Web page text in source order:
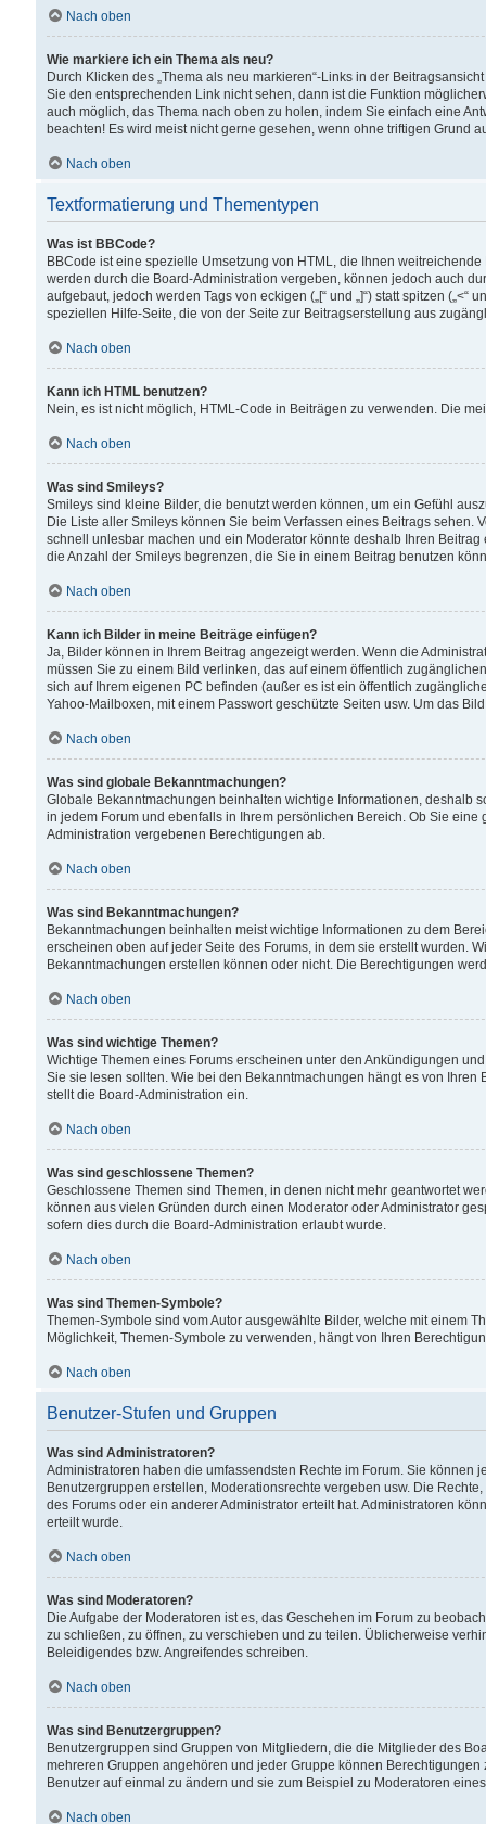
Nach oben
Wie markiere ich ein Thema als neu?
Durch Klicken des „Thema als neu markieren“-Links in der
Sie den entsprechenden Link nicht sehen, dann ist die Funktion
auch möglich, das Thema nach oben zu holen, indem Sie einfach eine
beachten! Es wird meist nicht gerne gesehen, wenn ohne triftigen Grund
Nach oben
Textformatierung und Thementypen
Was ist BBCode?
BBCode ist eine spezielle Umsetzung von HTML, die Ihnen
werden durch die Board-Administration vergeben, können jedoch auch
aufgebaut, jedoch werden Tags von eckigen („[“ und „]“) statt spitzen
speziellen Hilfe-Seite, die von der Seite zur Beitragserstellung aus
Nach oben
Kann ich HTML benutzen?
Nein, es ist nicht möglich, HTML-Code in Beiträgen zu verwenden. Die
Nach oben
Was sind Smileys?
Smileys sind kleine Bilder, die benutzt werden können, um ein Gefühl
Die Liste aller Smileys können Sie beim Verfassen eines Beitrags
schnell unlesbar machen und ein Moderator könnte deshalb Ihren
die Anzahl der Smileys begrenzen, die Sie in einem Beitrag benutzen
Nach oben
Kann ich Bilder in meine Beiträge einfügen?
Ja, Bilder können in Ihrem Beitrag angezeigt werden. Wenn die
müssen Sie zu einem Bild verlinken, das auf einem öffentlich
sich auf Ihrem eigenen PC befinden (außer es ist ein öffentlich
Yahoo-Mailboxen, mit einem Passwort geschützte Seiten usw. Um das
Nach oben
Was sind globale Bekanntmachungen?
Globale Bekanntmachungen beinhalten wichtige Informationen, deshalb
in jedem Forum und ebenfalls in Ihrem persönlichen Bereich. Ob Sie
Administration vergebenen Berechtigungen ab.
Nach oben
Was sind Bekanntmachungen?
Bekanntmachungen beinhalten meist wichtige Informationen zu dem
erscheinen oben auf jeder Seite des Forums, in dem sie erstellt wurden.
Bekanntmachungen erstellen können oder nicht. Die Berechtigungen
Nach oben
Was sind wichtige Themen?
Wichtige Themen eines Forums erscheinen unter den Ankündigungen
Sie sie lesen sollten. Wie bei den Bekanntmachungen hängt es von
stellt die Board-Administration ein.
Nach oben
Was sind geschlossene Themen?
Geschlossene Themen sind Themen, in denen nicht mehr geantwortet
können aus vielen Gründen durch einen Moderator oder Administrator
sofern dies durch die Board-Administration erlaubt wurde.
Nach oben
Was sind Themen-Symbole?
Themen-Symbole sind vom Autor ausgewählte Bilder, welche mit einem
Möglichkeit, Themen-Symbole zu verwenden, hängt von Ihren
Nach oben
Benutzer-Stufen und Gruppen
Was sind Administratoren?
Administratoren haben die umfassendsten Rechte im Forum. Sie können
Benutzergruppen erstellen, Moderationsrechte vergeben usw. Die
des Forums oder ein anderer Administrator erteilt hat. Administratoren
erteilt wurde.
Nach oben
Was sind Moderatoren?
Die Aufgabe der Moderatoren ist es, das Geschehen im Forum zu
zu schließen, zu öffnen, zu verschieben und zu teilen. Üblicherweise
Beleidigendes bzw. Angreifendes schreiben.
Nach oben
Was sind Benutzergruppen?
Benutzergruppen sind Gruppen von Mitgliedern, die die Mitglieder des
mehreren Gruppen angehören und jeder Gruppe können
Benutzer auf einmal zu ändern und sie zum Beispiel zu Moderatoren
Nach oben